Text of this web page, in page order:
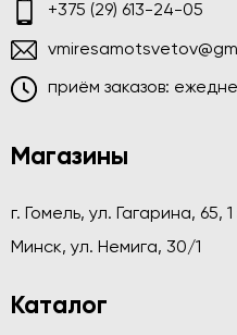
+375 (29) 613-24-05
приём заказов:
Магазины
г. Гомель, ул. Гагарина, 65,
Минск, ул. Немига, 30/1
Каталог